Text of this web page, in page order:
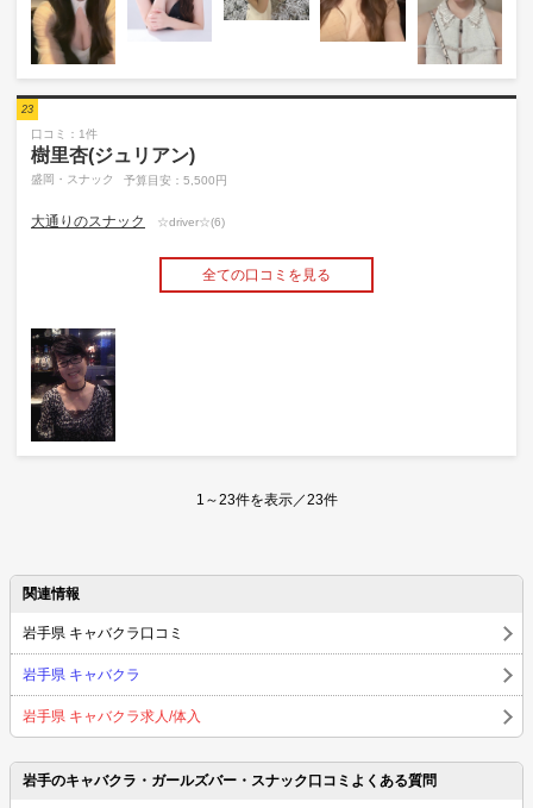
23
口コミ：1件
樹里杏(ジュリアン)
盛岡・スナック 予算目安：5,500円
大通りのスナック ☆driver☆(6)
全ての口コミを見る
1～23件を表示／23件
関連情報
岩手県 キャバクラ口コミ
岩手県 キャバクラ
岩手県 キャバクラ求人/体入
岩手のキャバクラ・ガールズバー・スナック口コミよくある質問